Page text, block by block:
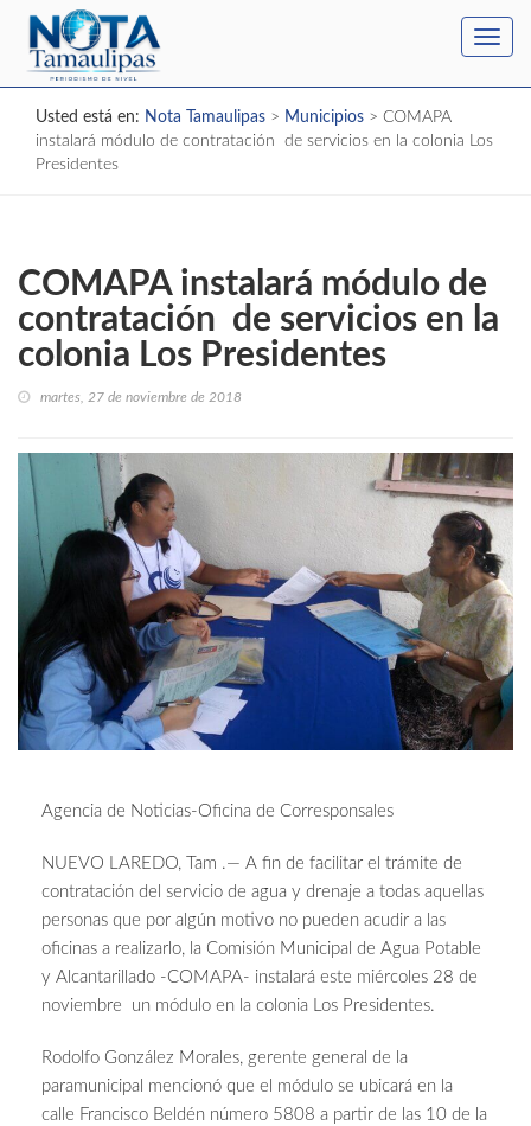
Usted está en: Nota Tamaulipas > Municipios > COMAPA
instalará módulo de contratación de servicios en la colonia Los
Presidentes
COMAPA instalará módulo de
contratación de servicios en la
colonia Los Presidentes
martes, 27 de noviembre de 2018
Agencia de Noticias-Oficina de Corresponsales
NUEVO LAREDO, Tam .— A fin de facilitar el trámite de
contratación del servicio de agua y drenaje a todas aquellas
personas que por algún motivo no pueden acudir a las
oficinas a realizarlo, la Comisión Municipal de Agua Potable
y Alcantarillado -COMAPA- instalará este miércoles 28 de
noviembre un módulo en la colonia Los Presidentes.
Rodolfo González Morales, gerente general de la
paramunicipal mencionó que el módulo se ubicará en la
calle Francisco Beldén número 5808 a partir de las 10 de la